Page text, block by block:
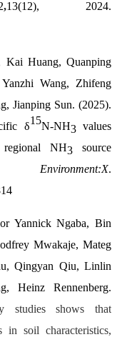
,13(12), 2024.
Kai Huang, Quanping
Wang, Zhifeng
Jianping Sun. (2025).
δ15N-NH3 values
NH3 source
Environment:X.
Yannick Ngaba, Bin
Mwakaje, Mateg
Qingyan Qiu, Linlin
Heinz Rennenberg.
studies shows that
in soil characteristics,